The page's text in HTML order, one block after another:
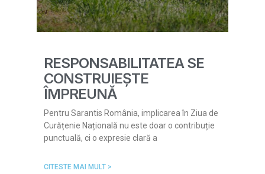
RESPONSABILITATEA SE
CONSTRUIEȘTE
ÎMPREUNĂ
Pentru Sarantis România, implicarea în Ziua de
Curățenie Națională nu este doar o contribuție
punctuală, ci o expresie clară a
CITESTE MAI MULT >